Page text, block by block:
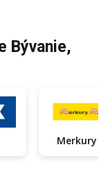
Bývanie,